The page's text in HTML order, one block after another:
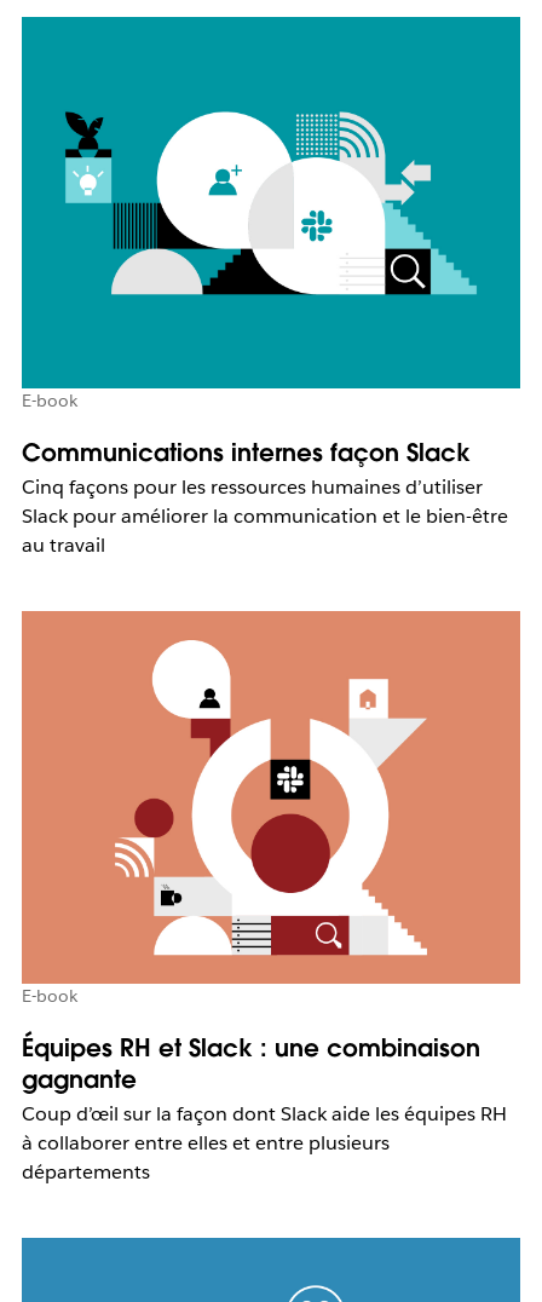
E-book
Communications internes façon Slack
Cinq façons pour les ressources humaines d’utiliser
Slack pour améliorer la communication et le bien-être
au travail
E-book
Équipes RH et Slack : une combinaison
gagnante
Coup d’œil sur la façon dont Slack aide les équipes RH
à collaborer entre elles et entre plusieurs
départements